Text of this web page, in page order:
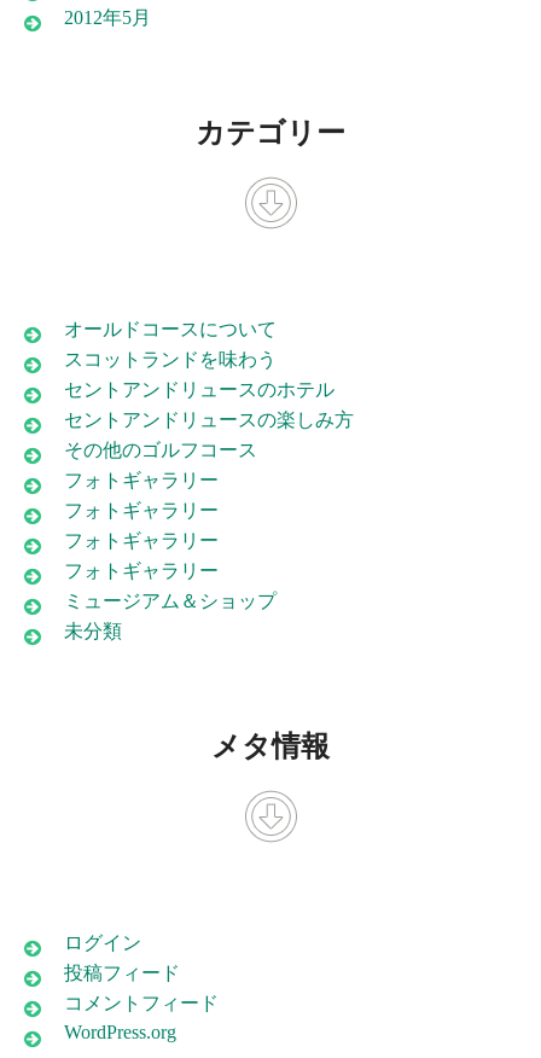
2012年5月
カテゴリー
オールドコースについて
スコットランドを味わう
セントアンドリュースのホテル
セントアンドリュースの楽しみ方
その他のゴルフコース
フォトギャラリー
フォトギャラリー
フォトギャラリー
フォトギャラリー
ミュージアム＆ショップ
未分類
メタ情報
ログイン
投稿フィード
コメントフィード
WordPress.org